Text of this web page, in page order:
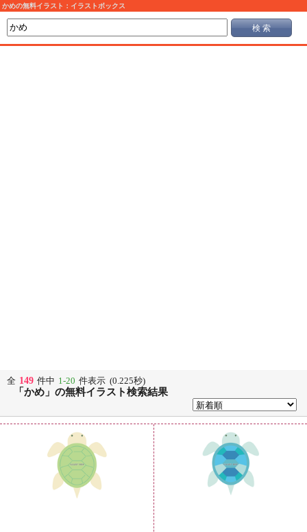
かめの無料イラスト：イラストボックス
検 索
全 149 件中 1-20 件表示 (0.225秒)
「かめ」の無料イラスト検索結果